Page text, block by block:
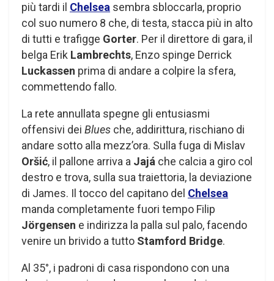
più tardi il Chelsea sembra sbloccarla, proprio
col suo numero 8 che, di testa, stacca più in alto
di tutti e trafigge Gorter. Per il direttore di gara, il
belga Erik Lambrechts, Enzo spinge Derrick
Luckassen prima di andare a colpire la sfera,
commettendo fallo.
La rete annullata spegne gli entusiasmi
offensivi dei Blues che, addirittura, rischiano di
andare sotto alla mezz’ora. Sulla fuga di Mislav
Oršić, il pallone arriva a Jajá che calcia a giro col
destro e trova, sulla sua traiettoria, la deviazione
di James. Il tocco del capitano del Chelsea
manda completamente fuori tempo Filip
Jörgensen e indirizza la palla sul palo, facendo
venire un brivido a tutto Stamford Bridge.
Al 35°, i padroni di casa rispondono con una